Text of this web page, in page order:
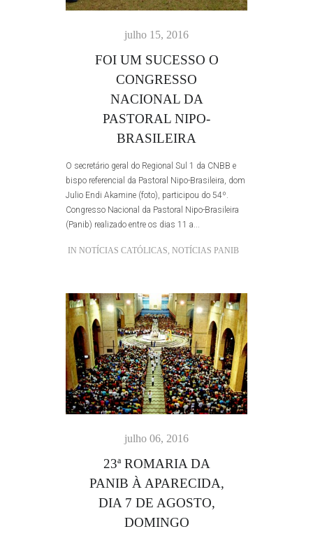
julho 15, 2016
FOI UM SUCESSO O
CONGRESSO
NACIONAL DA
PASTORAL NIPO-
BRASILEIRA
O secretário geral do Regional Sul 1 da CNBB e
bispo referencial da Pastoral Nipo-Brasileira, dom
Julio Endi Akamine (foto), participou do 54º.
Congresso Nacional da Pastoral Nipo-Brasileira
(Panib) realizado entre os dias 11 a...
IN NOTÍCIAS CATÓLICAS NOTÍCIAS PANIB
julho 06, 2016
23ª ROMARIA DA
PANIB À APARECIDA,
DIA 7 DE AGOSTO,
DOMINGO